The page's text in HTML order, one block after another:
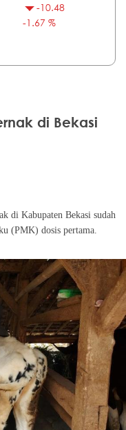
-10.48
-1.67 %
di Bekasi
di Kabupaten Bekasi sudah
(PMK) dosis pertama.